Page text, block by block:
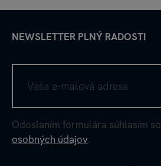
NEWSLETTER PLNÝ RADOSTI
Odoslaním formulára súhlasím so
osobných údajov.